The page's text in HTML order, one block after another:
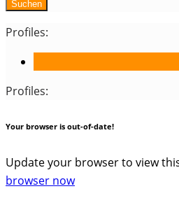
Suchen
Profiles:
Profiles:
Your browser is out-of-date!
Update your browser to view
browser now